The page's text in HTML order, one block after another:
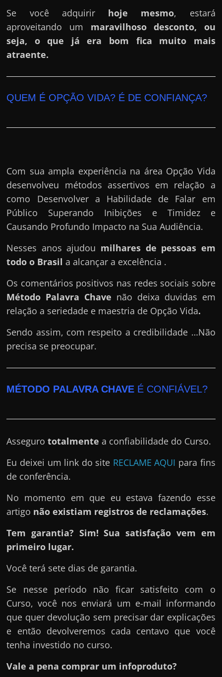
Se você adquirir hoje mesmo, estará
aproveitando um maravilhoso desconto, ou
seja, o que já era bom fica muito mais
atraente.
QUEM É OPÇÃO VIDA? É DE CONFIANÇA?
Com sua ampla experiência na área Opção Vida
desenvolveu métodos assertivos em relação a
como Desenvolver a Habilidade de Falar em
Público Superando Inibições e Timidez e
Causando Profundo Impacto na Sua Audiência.
Nesses anos ajudou milhares de pessoas em
todo o Brasil a alcançar a excelência .
Os comentários positivos nas redes sociais sobre
Método Palavra Chave não deixa duvidas em
relação a seriedade e maestria de Opção Vida.
Sendo assim, com respeito a credibilidade …Não
precisa se preocupar.
MÉTODO PALAVRA CHAVE É CONFIÁVEL?
Assegurototalmente a confiabilidade do Curso.
Eu deixei um link do site RECLAME AQUI para fins
de conferência.
No momento em que eu estava fazendo esse
artigo não existiam registros de reclamações.
Tem garantia? Sim! Sua satisfação vem em
primeiro lugar.
Você terá sete dias de garantia.
Se nesse período não ficar satisfeito com o
Curso, você nos enviará um e-mail informando
que quer devolução sem precisar dar explicações
e então devolveremos cada centavo que você
tenha investido no curso.
Vale a pena comprar um infoproduto?